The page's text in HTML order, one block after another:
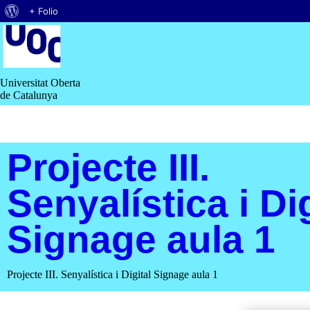
Saltar
al
contingut
Universitat Oberta
de Catalunya
Projecte III.
Senyalística i
Signage aula 1
Projecte III. Senyalística i Digital Signage aula 1
Quant
WordPress
+ Folio